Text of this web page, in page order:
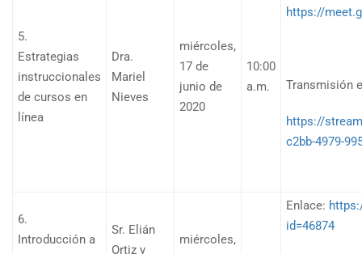
5.
Estrategias
instruccionales
de cursos en
línea
Dra.
Mariel
Nieves
miércoles,
17 de
junio de
2020
10:00
a.m.
https://
Transmisión
https://
c2bb-4979-
6.
Introducción a
Sr. Elián
Ortiz y
miércoles,
Enlace:
id=46874